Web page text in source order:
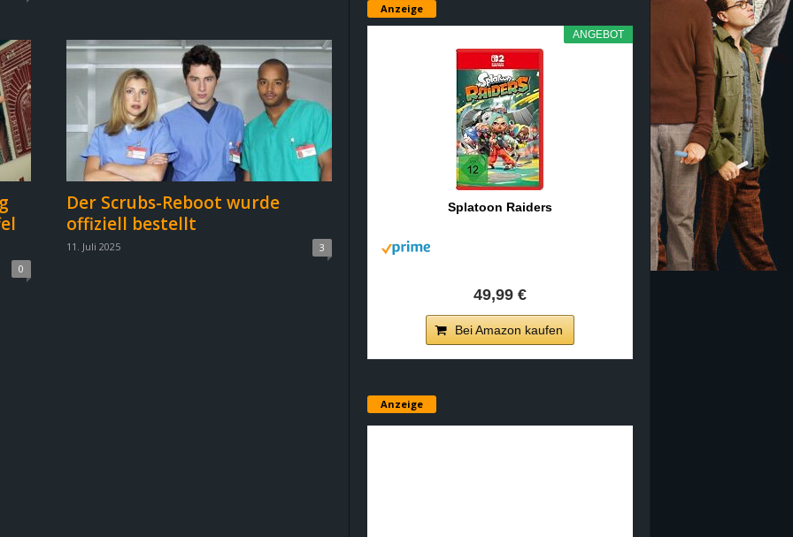
0
Der Scrubs-Reboot wurde
offiziell bestellt
11. Juli 2025 3
Anzeige
ANGEBOT
Splatoon Raiders
49,99 €
Bei Amazon kaufen
Anzeige